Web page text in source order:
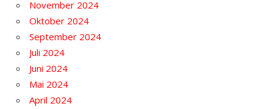
November 2024
Oktober 2024
September 2024
Juli 2024
Juni 2024
Mai 2024
April 2024